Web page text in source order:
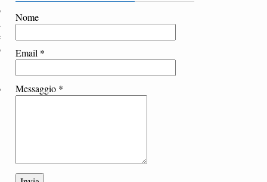
Nome
Email *
Messaggio *